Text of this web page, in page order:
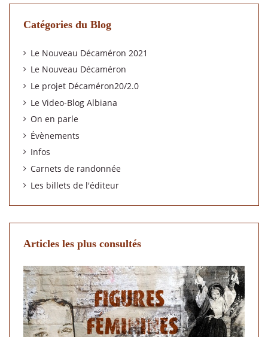
Catégories du Blog
Le Nouveau Décaméron 2021
Le Nouveau Décaméron
Le projet Décaméron20/2.0
Le Video-Blog Albiana
On en parle
Évènements
Infos
Carnets de randonnée
Les billets de l'éditeur
Articles les plus consultés